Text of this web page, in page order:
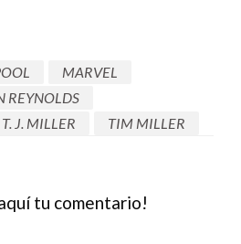
MARVEL
REYNOLDS
T. J. MILLER TIM MILLER
tu comentario!